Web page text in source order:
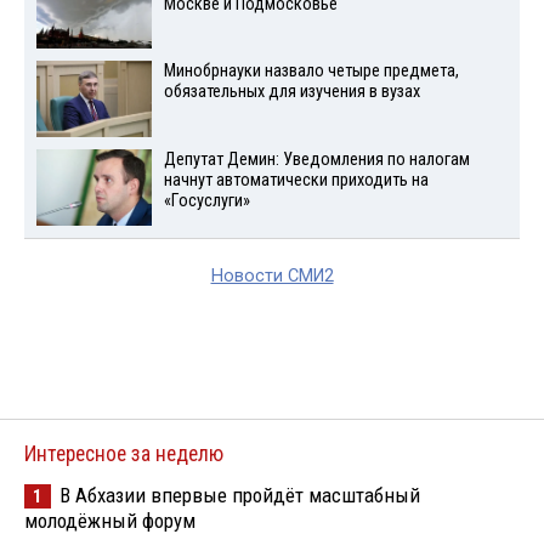
Минобрнауки назвало четыре предмета,
обязательных для изучения в вузах
Депутат Демин: Уведомления по налогам
начнут автоматически приходить на
«Госуслуги»
Новости СМИ2
Интересное за неделю
1
В Абхазии впервые пройдёт масштабный
молодёжный форум